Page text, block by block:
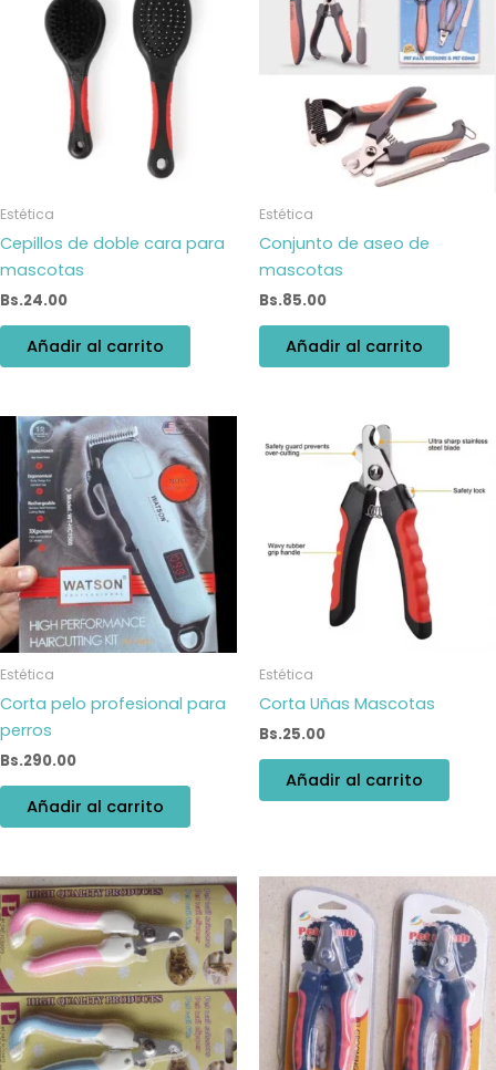
Estética
Cepillos de doble cara para
mascotas
Bs.24.00
Añadir al carrito
Estética
Conjunto de aseo de
mascotas
Bs.85.00
Añadir al carrito
Estética
Corta pelo profesional para
perros
Bs.290.00
Añadir al carrito
Estética
Corta Uñas Mascotas
Bs.25.00
Añadir al carrito